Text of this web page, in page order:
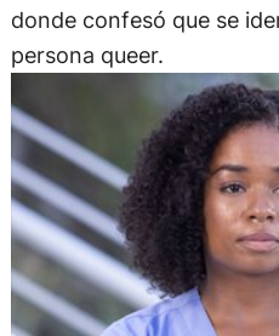
donde confesó que se
persona queer.